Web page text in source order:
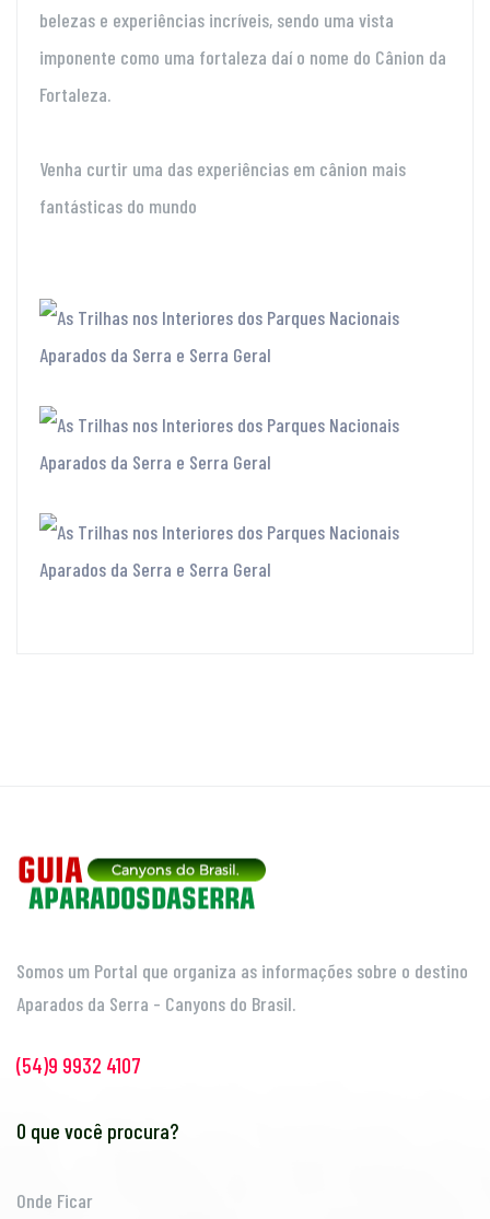
belezas e experiências incríveis, sendo uma vista
imponente como uma fortaleza daí o nome do Cânion da
Fortaleza.
Venha curtir uma das experiências em cânion mais
fantásticas do mundo
Somos um Portal que organiza as informações sobre o destino
Aparados da Serra - Canyons do Brasil.
(54)9 9932 4107
O que você procura?
Onde Ficar